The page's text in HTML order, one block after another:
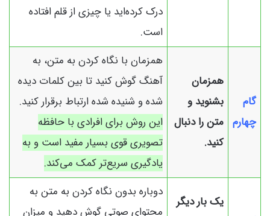
درک کرده‌اید یا چیزی از قلم افتاده
است.
گام
چهارم
همزمان
بشنوید و
متن را دنبال
کنید.
همزمان با نگاه کردن به متن، به
آهنگ گوش کنید تا بین کلمات دیده
شده و شنیده شده ارتباط برقرار کنید.
این روش برای افرادی با حافظه
تصویری قوی بسیار مفید است و به
یادگیری سریع‌تر کمک می‌کند.
یک بار دیگر
دوباره بدون نگاه کردن به متن به
محتوای صوتی گوش دهید و میزان